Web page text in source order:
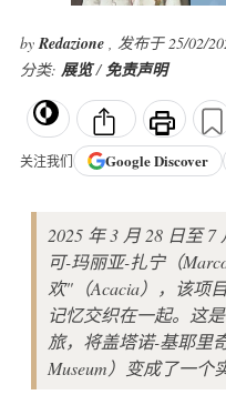
byRedazione , 发布于 25/02/
分类: 展览/免责声明
关注我们 GoogleDiscover
2025 年 3 月 28 日至
可-玛丽亚-扎宁（
欢"（Acacia），该项
记忆交织在一起。这
旅，将盖塔诺-基耶里
Museum）变成了一个